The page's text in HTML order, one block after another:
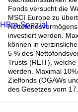
Fonds versucht die
MSCI Europe zu
investiert werden.
können in
5 % des
Trusts (REIT),
werden. Maximal
Zielfonds (OGAWs
des Gesetzes vom
HBm Spezial